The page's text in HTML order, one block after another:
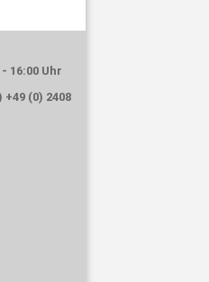
16:00 Uhr
+49 (0) 2408